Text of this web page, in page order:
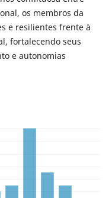
os membros da
e resilientes frente à
fortalecendo seus
e autonomias